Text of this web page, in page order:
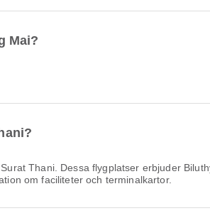
Mai?
Thani. Dessa flygplatser erbjuder
om faciliteter och terminalkartor.